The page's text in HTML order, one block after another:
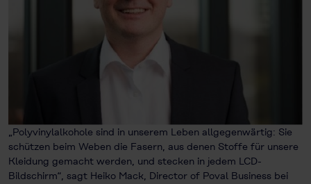
„Polyvinylalkohole sind in unserem Leben allgegenwärtig: Sie
schützen beim Weben die Fasern, aus denen Stoffe für unsere
Kleidung gemacht werden, und stecken in jedem LCD-
Bildschirm“, sagt Heiko Mack, Director of Poval Business bei